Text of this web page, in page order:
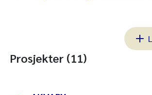
Prosjekter (11)